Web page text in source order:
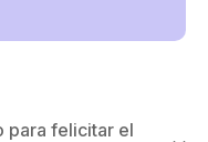
para felicitar el